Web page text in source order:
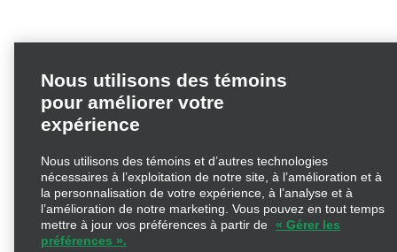
Nous utilisons des témoins
pour améliorer votre
expérience
Nous utilisons des témoins et d’autres technologies
nécessaires à l’exploitation de notre site, à l’amélioration et à
la personnalisation de votre expérience, à l’analyse et à
l’amélioration de notre marketing. Vous pouvez en tout temps
mettre à jour vos préférences à partir de
« Gérer les
préférences ».